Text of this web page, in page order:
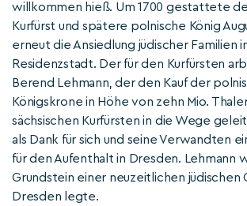
willkommen hieß. Um 1700 gestattete
Kurfürst und spätere polnische König
erneut die Ansiedlung jüdischer Familien
Residenzstadt. Der für den Kurfürsten
Berend Lehmann, der den Kauf der
Königskrone in Höhe von zehn Mio.
sächsischen Kurfürsten in die Wege
als Dank für sich und seine Verwandten
für den Aufenthalt in Dresden. Lehmann
Grundstein einer neuzeitlichen jüdischen
Dresden legte.